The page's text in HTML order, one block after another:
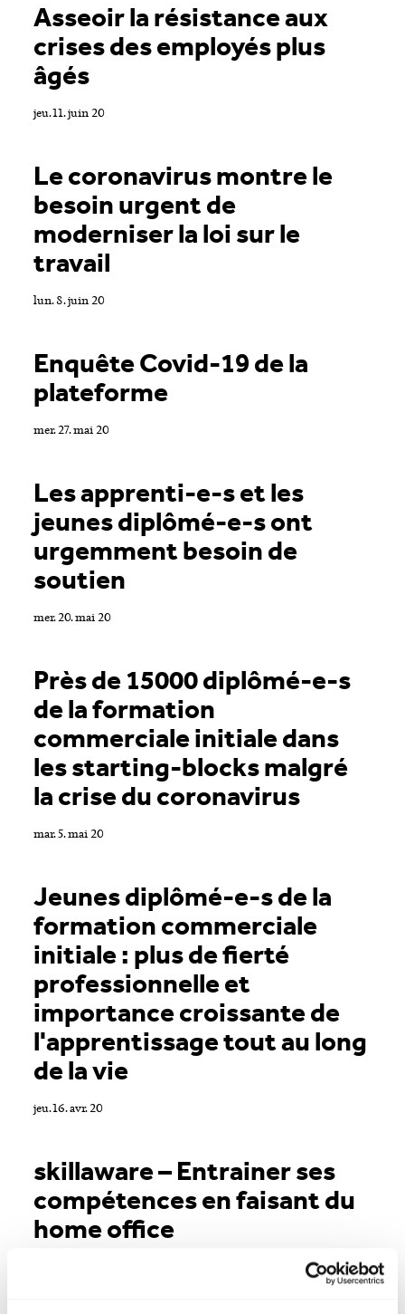
Asseoir la résistance aux
crises des employés plus
âgés
jeu. 11. juin 20
Le coronavirus montre le
besoin urgent de
moderniser la loi sur le
travail
lun. 8. juin 20
Enquête Covid-19 de la
plateforme
mer. 27. mai 20
Les apprenti-e-s et les
jeunes diplômé-e-s ont
urgemment besoin de
soutien
mer. 20. mai 20
Près de 15000 diplômé-e-s
de la formation
commerciale initiale dans
les starting-blocks malgré
la crise du coronavirus
mar. 5. mai 20
Jeunes diplômé-e-s de la
formation commerciale
initiale : plus de fierté
professionnelle et
importance croissante de
l'apprentissage tout au long
de la vie
jeu. 16. avr. 20
skillaware – Entrainer ses
compétences en faisant du
home office